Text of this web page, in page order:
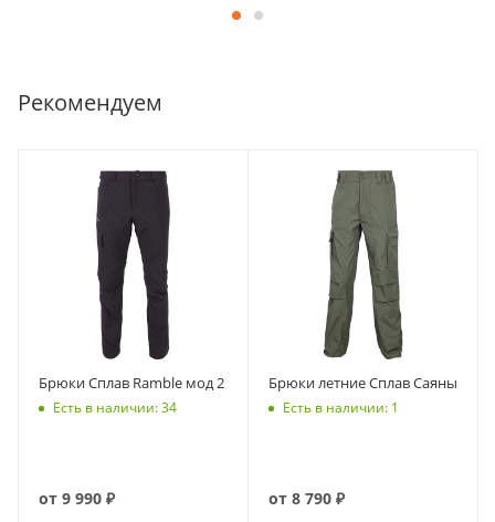
Рекомендуем
Брюки Сплав Ramble мод 2
Есть в наличии: 34
от 9 990 ₽
Брюки летние Сплав Саяны
Есть в наличии: 1
от 8 790 ₽